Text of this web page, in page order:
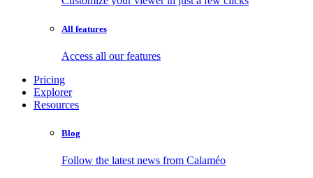
All features
Access all our features
Pricing
Explorer
Resources
Blog
Follow the latest news from Calaméo